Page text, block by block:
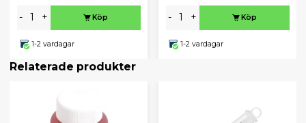
- + Köp
1-2 vardagar
- + Köp
1-2 vardagar
Relaterade produkter